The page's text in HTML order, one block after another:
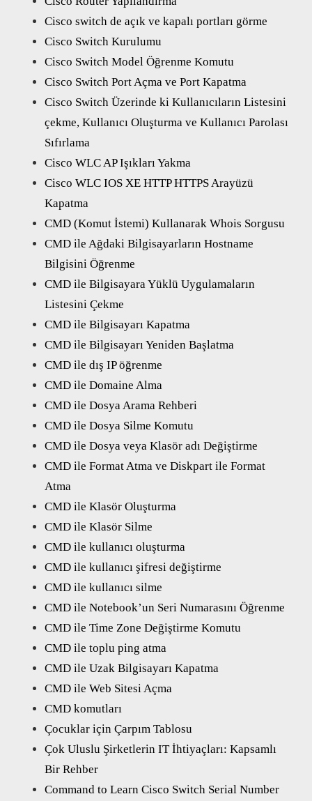
Cisco switch de açık ve kapalı portları görme
Cisco Switch Kurulumu
Cisco Switch Model Öğrenme Komutu
Cisco Switch Port Açma ve Port Kapatma
Cisco Switch Üzerinde ki Kullanıcıların Listesini
çekme, Kullanıcı Oluşturma ve Kullanıcı Parolası
Sıfırlama
Cisco WLC AP Işıkları Yakma
Cisco WLC IOS XE HTTP HTTPS Arayüzü
Kapatma
CMD (Komut İstemi) Kullanarak Whois Sorgusu
CMD ile Ağdaki Bilgisayarların Hostname
Bilgisini Öğrenme
CMD ile Bilgisayara Yüklü Uygulamaların
Listesini Çekme
CMD ile Bilgisayarı Kapatma
CMD ile Bilgisayarı Yeniden Başlatma
CMD ile dış IP öğrenme
CMD ile Domaine Alma
CMD ile Dosya Arama Rehberi
CMD ile Dosya Silme Komutu
CMD ile Dosya veya Klasör adı Değiştirme
CMD ile Format Atma ve Diskpart ile Format
Atma
CMD ile Klasör Oluşturma
CMD ile Klasör Silme
CMD ile kullanıcı oluşturma
CMD ile kullanıcı şifresi değiştirme
CMD ile kullanıcı silme
CMD ile Notebook’un Seri Numarasını Öğrenme
CMD ile Time Zone Değiştirme Komutu
CMD ile toplu ping atma
CMD ile Uzak Bilgisayarı Kapatma
CMD ile Web Sitesi Açma
CMD komutları
Çocuklar için Çarpım Tablosu
Çok Uluslu Şirketlerin IT İhtiyaçları: Kapsamlı
Bir Rehber
Command to Learn Cisco Switch Serial Number